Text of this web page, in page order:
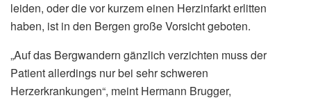
leiden, oder die vor kurzem einen Herzinfarkt erlitten
haben, ist in den Bergen große Vorsicht geboten.
„Auf das Bergwandern gänzlich verzichten muss der
Patient allerdings nur bei sehr schweren
Herzerkrankungen“, meint Hermann Brugger,